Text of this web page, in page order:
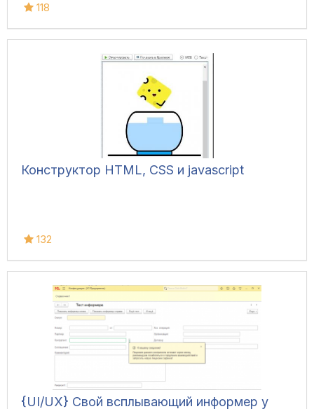
118
Конструктор HTML, CSS и javascript
132
{UI/UX} Свой всплывающий информер у